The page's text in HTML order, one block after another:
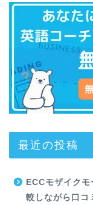
最近の投稿
ECCモザイク
較しながら口コ